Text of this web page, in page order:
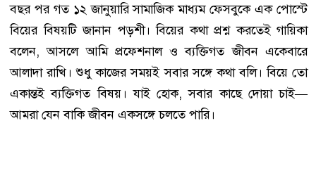
বছর পর গত ১২ জানুয়ারি সামাজিক মাধ্যম ফেসবুকে এক পোস্টে
বিয়ের বিষয়টি জানান পড়শী। বিয়ের কথা প্রশ্ন করতেই গায়িকা
বলেন, আসলে আমি প্রফেশনাল ও ব্যক্তিগত জীবন একেবারে
আলাদা রাখি। শুধু কাজের সময়ই সবার সঙ্গে কথা বলি। বিয়ে তো
একান্তই ব্যক্তিগত বিষয়। যাই হোক, সবার কাছে দোয়া চাই—
আমরা যেন বাকি জীবন একসঙ্গে চলতে পারি।